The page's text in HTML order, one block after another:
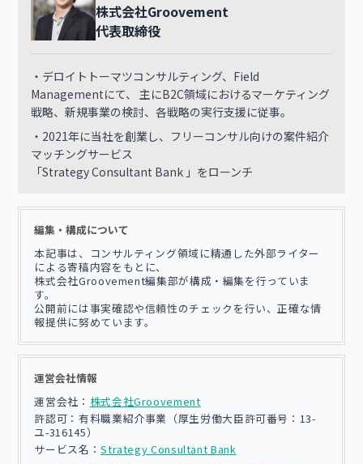
株式会社Groovement
代表取締役
・デロイトトーマツコンサルティング、Field
Managementにて、 主にB2C領域におけるマーケティング
戦略、新規事業の検討、各戦略の実行支援に従事。
・2021年に当社を創業し、フリーコンサル向けの案件紹介
マッチングサービス
「Strategy Consultant Bank 」をローンチ
編集・構成について
本記事は、コンサルティング領域に精通した外部ライター
による寄稿内容をもとに、
株式会社Groovement編集部が構成・編集を行っていま
す。
公開前には事実確認や信頼性のチェックを行い、正確な情
報提供に努めています。
運営会社情報
運営会社： 株式会社Groovement
許認可：有料職業紹介事業（厚生労働大臣許可番号：13-
ユ-316145）
サービス名：Strategy Consultant Bank